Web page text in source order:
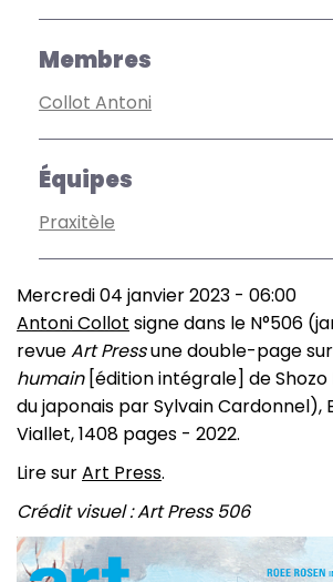
Membres
Collot Antoni
Équipes
Praxitèle
Mercredi 04 janvier 2023 - 06:00
Antoni Collot signe dans le N°506
revueArt Pressune double-page sur
humain[édition intégrale] de Shozo
du japonais par Sylvain Cardonnel),
Viallet, 1408 pages - 2022.
Lire surArt Press.
Crédit visuel : Art Press 506
Image